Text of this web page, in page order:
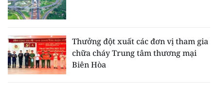
Thưởng đột xuất các đơn vị tham gia
chữa cháy Trung tâm thương mại
Biên Hòa